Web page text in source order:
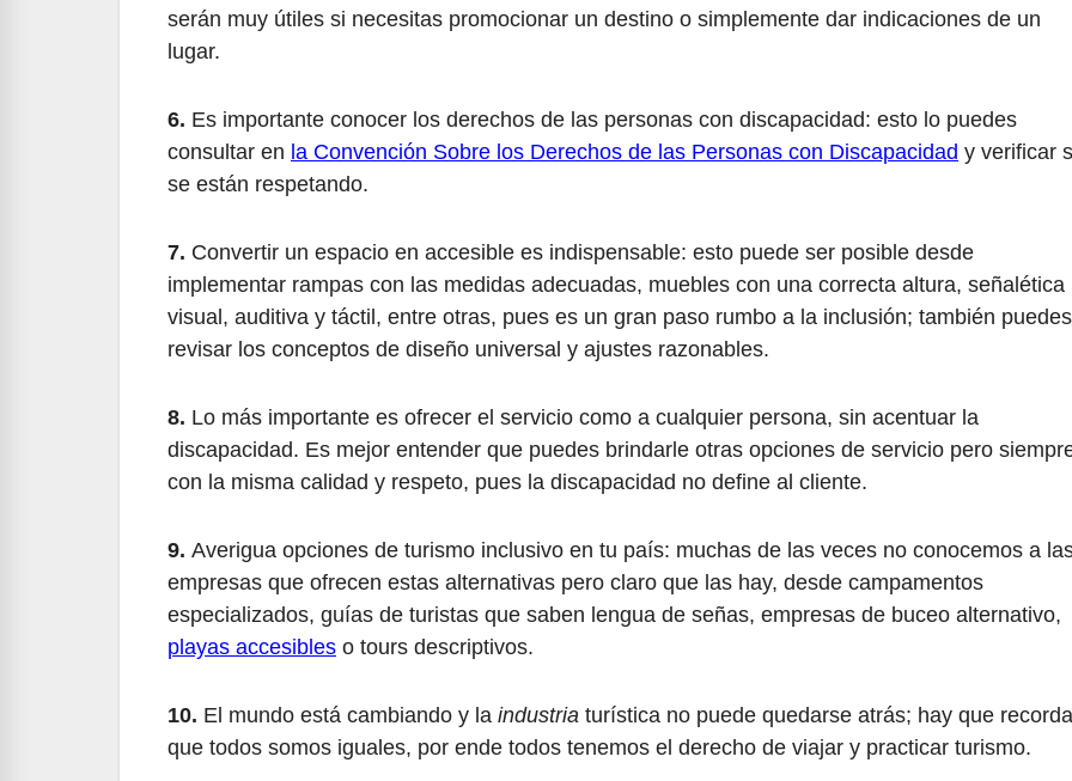
serán muy útiles si necesitas promocionar un destino o simplemente dar indicaciones de un
lugar.
6. Es importante conocer los derechos de las personas con discapacidad: esto lo puedes
consultar en la Convención Sobre los Derechos de las Personas con Discapacidad y verificar
se están respetando.
7. Convertir un espacio en accesible es indispensable: esto puede ser posible desde
implementar rampas con las medidas adecuadas, muebles con una correcta altura, señalética
visual, auditiva y táctil, entre otras, pues es un gran paso rumbo a la inclusión; también puedes
revisar los conceptos de diseño universal y ajustes razonables.
8. Lo más importante es ofrecer el servicio como a cualquier persona, sin acentuar la
discapacidad. Es mejor entender que puedes brindarle otras opciones de servicio pero
con la misma calidad y respeto, pues la discapacidad no define al cliente.
9. Averigua opciones de turismo inclusivo en tu país: muchas de las veces no conocemos a
empresas que ofrecen estas alternativas pero claro que las hay, desde campamentos
especializados, guías de turistas que saben lengua de señas, empresas de buceo alternativo,
playas accesibles o tours descriptivos.
10. El mundo está cambiando y la industria turística no puede quedarse atrás; hay que
que todos somos iguales, por ende todos tenemos el derecho de viajar y practicar turismo.